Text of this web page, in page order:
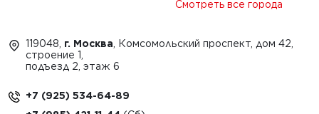
Смотреть все города
119048, г. Москва , Комсомольский проспект, дом 42,
строение 1,
подъезд 2, этаж 6
+7 (925) 534-64-89